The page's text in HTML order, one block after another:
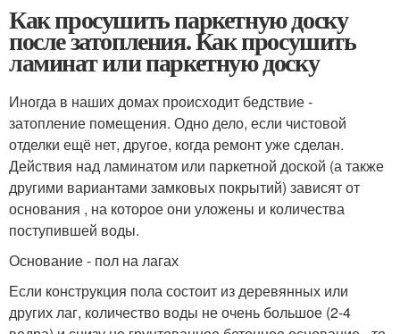
Как просушить паркетную доску
после затопления. Как просушить
ламинат или паркетную доску
Иногда в наших домах происходит бедствие -
затопление помещения. Одно дело, если чистовой
отделки ещё нет, другое, когда ремонт уже сделан.
Действия над ламинатом или паркетной доской (а также
другими вариантами замковых покрытий) зависят от
основания , на которое они уложены и количества
поступившей воды.
Основание - пол на лагах
Если конструкция пола состоит из деревянных или
других лаг, количество воды не очень большое (2-4